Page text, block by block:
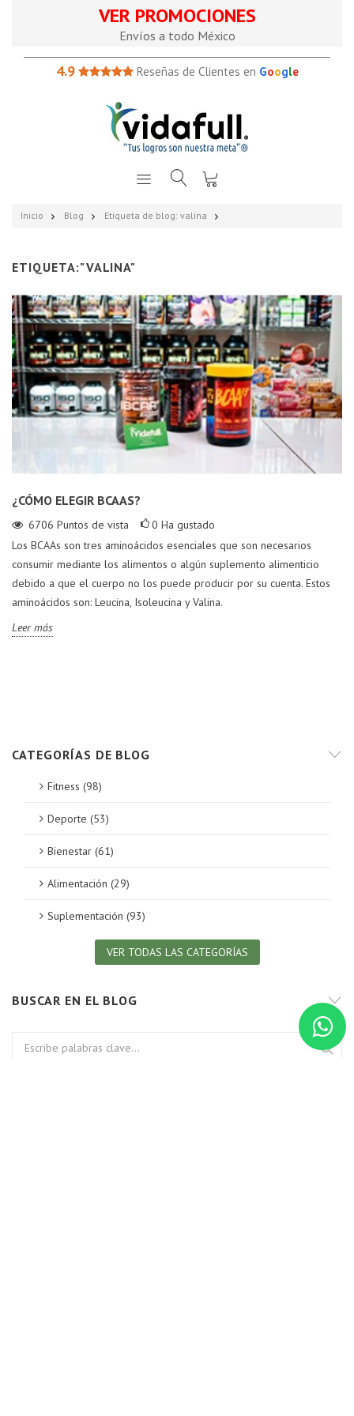
VER PROMOCIONES
Envíos a todo México
4.9 Reseñas de Clientes en Google
Inicio Blog Etiqueta de blog: valina
ETIQUETA:"VALINA"
¿CÓMO ELEGIR BCAAS?
6706 Puntos de vista 0 Ha gustado
Los BCAAs son tres aminoácidos esenciales que son necesarios
consumir mediante los alimentos o algún suplemento alimenticio
debido a que el cuerpo no los puede producir por su cuenta. Estos
aminoácidos son: Leucina, Isoleucina y Valina.
Leer más
CATEGORÍAS DE BLOG
Fitness (98)
Deporte (53)
Bienestar (61)
Alimentación (29)
Suplementación (93)
VER TODAS LAS CATEGORÍAS
BUSCAR EN EL BLOG